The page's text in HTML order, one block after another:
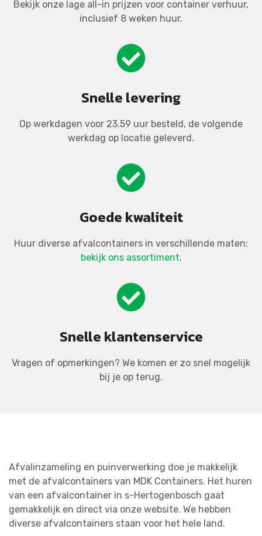
Bekijk onze lage all-in prijzen voor container verhuur,
inclusief 8 weken huur.
Snelle levering
Op werkdagen voor 23.59 uur besteld, de volgende
werkdag op locatie geleverd.
Goede kwaliteit
Huur diverse afvalcontainers in verschillende maten:
bekijk ons assortiment.
Snelle klantenservice
Vragen of opmerkingen? We komen er zo snel mogelijk
bij je op terug.
Afvalinzameling en puinverwerking doe je makkelijk
met de afvalcontainers van MDK Containers. Het huren
van een afvalcontainer in s-Hertogenbosch gaat
gemakkelijk en direct via onze website. We hebben
diverse afvalcontainers staan voor het hele land.